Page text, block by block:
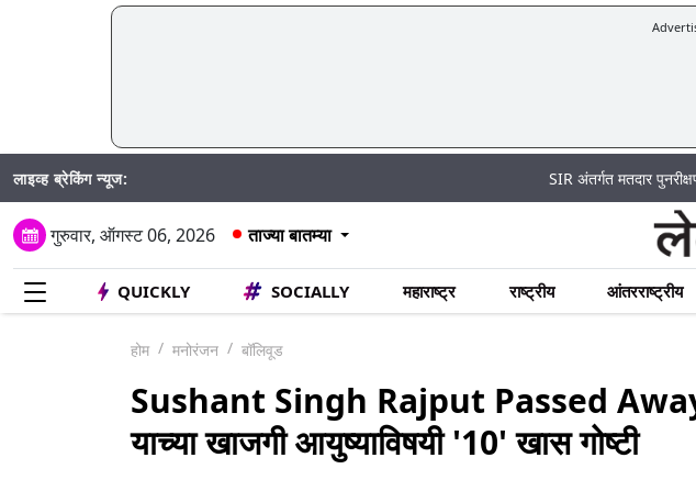
लाइव्ह ब्रेकिंग न्यूज: SIR अंतर्गत मतदार पुनरीक्षण अर्ज
गुरुवार, ऑगस्ट 06, 2026 ताज्या बातम्या
QUICKLY SOCIALLY महाराष्ट्र राष्ट्रीय आंतरराष्ट्रीय
होम मनोरंजन बॉलिवूड
Sushant Singh Rajput Passed
याच्या खाजगी आयुष्याविषयी '10' खास गोष्टी